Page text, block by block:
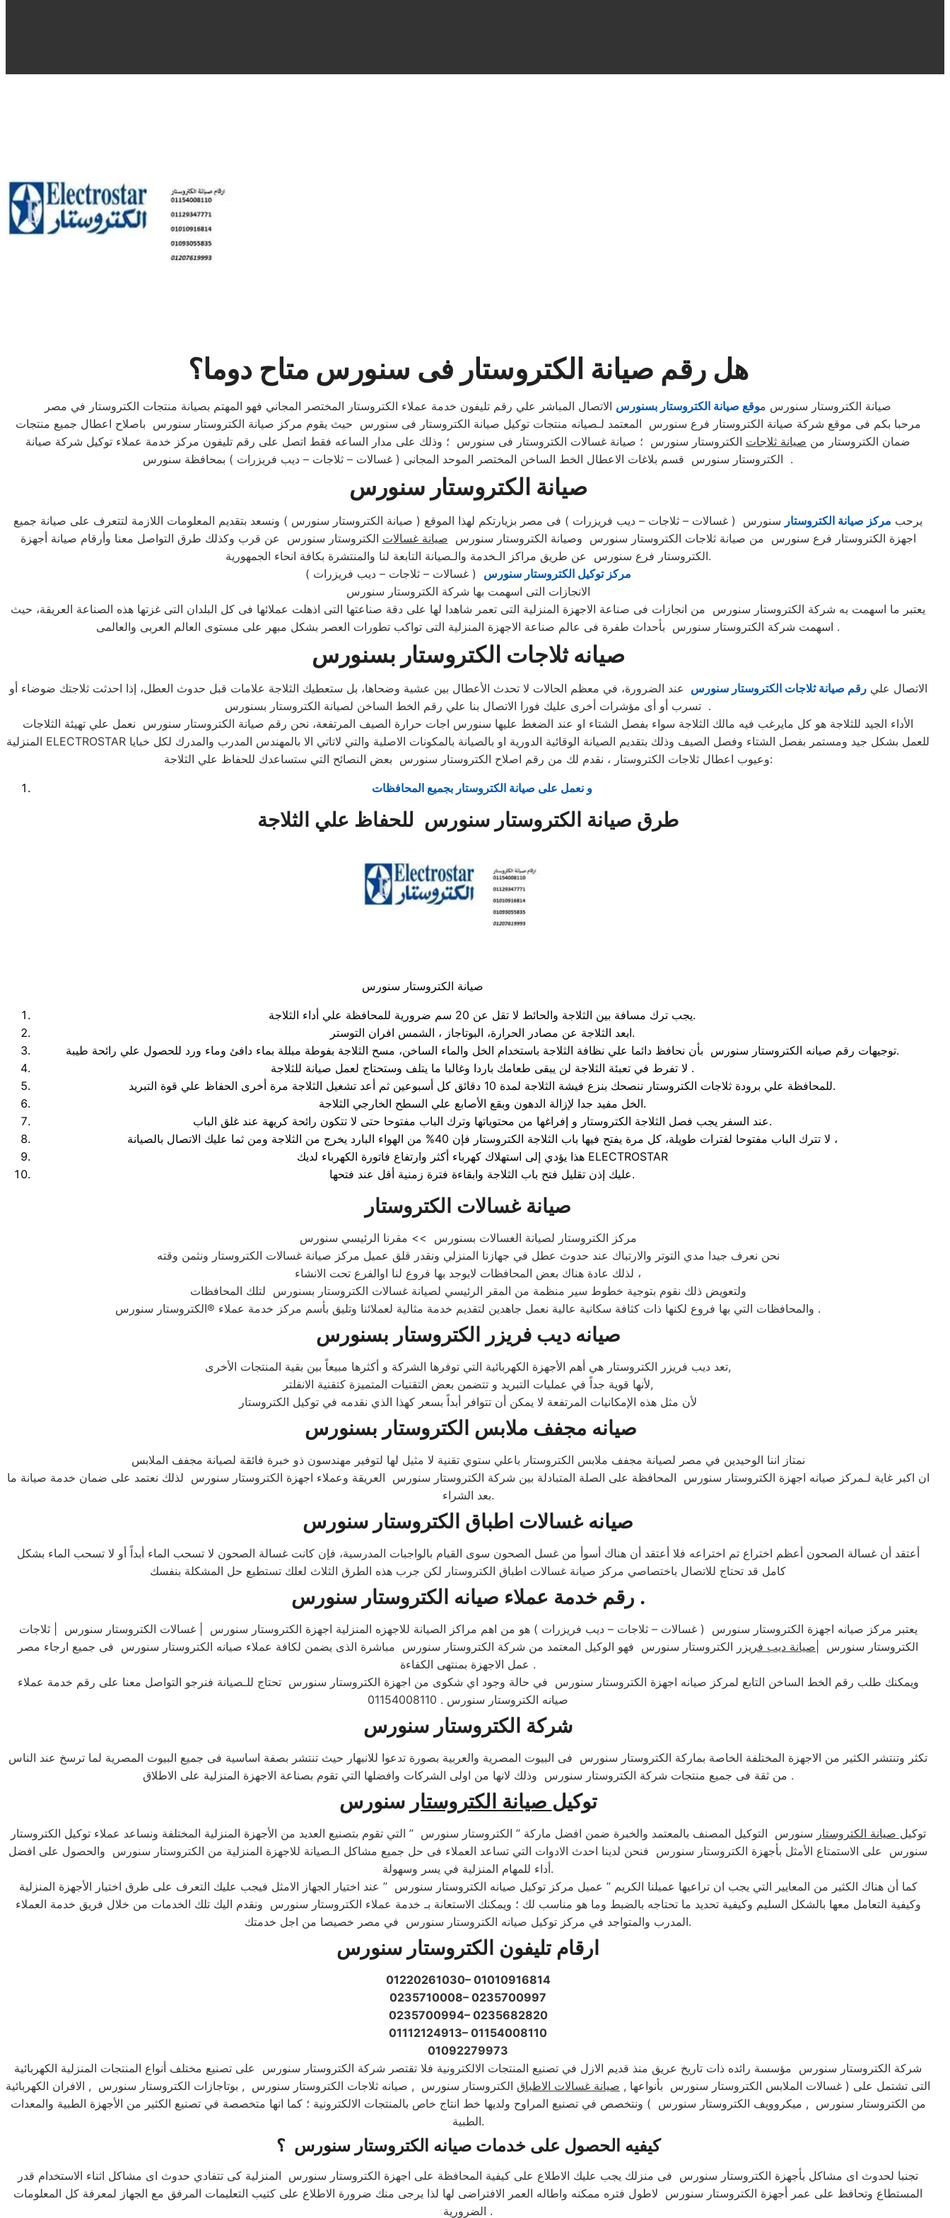
هل رقم صيانة الكتروستار فى سنورس متاح دوما؟
صيانة الكتروستار سنورس موقع صيانة الكتروستار بسنورس الاتصال المباشر علي رقم تليفون خدمة عملاء الكتروستار المختصر المجاني فهو المهتم بصيانة منتجات الكتروستار في مصر
مرحبا بكم فى موقع شركة صيانة الكتروستار فرع سنورس المعتمد لـصيانه منتجات توكيل صيانة الكتروستار فى سنورس حيث يقوم مركز صيانة الكتروستار سنورس باصلاح اعطال جميع منتجات
ضمان الكتروستار من صيانة ثلاجات الكتروستار سنورس ؛ صيانة غسالات الكتروستار فى سنورس ؛ وذلك على مدار الساعه فقط اتصل على رقم تليفون مركز خدمة عملاء توكيل شركة صيانة
الكتروستار سنورس قسم بلاغات الاعطال الخط الساخن المختصر الموحد المجانى ( غسالات – ثلاجات – ديب فريزرات ) بمحافظة سنورس .
صيانة الكتروستار سنورس
يرحب مركز صيانة الكتروستار سنورس ( غسالات – ثلاجات – ديب فريزرات ) فى مصر بزيارتكم لهذا الموقع ( صيانة الكتروستار سنورس ) ونسعد بتقديم المعلومات اللازمة لتتعرف على صيانة جميع
اجهزة الكتروستار فرع سنورس من صيانة ثلاجات الكتروستار سنورس وصيانة الكتروستار سنورس صيانة غسالات الكتروستار سنورس عن قرب وكذلك طرق التواصل معنا وأرقام صيانة أجهزة
الكتروستار فرع سنورس عن طريق مراكز الـخدمة والـصيانة التابعة لنا والمنتشرة بكافة انحاء الجمهورية.​
مركز توكيل الكتروستار سنورس ( غسالات – ثلاجات – ديب فريزرات )
الانجازات التى اسهمت بها شركة الكتروستار سنورس
يعتبر ما اسهمت به شركة الكتروستار سنورس من انجازات فى صناعة الاجهزة المنزلية التى تعمر شاهدا لها على دقة صناعتها التى اذهلت عملائها فى كل البلدان التى غزتها هذه الصناعة العريقة، حيث
اسهمت شركة الكتروستار سنورس بأحداث طفرة فى عالم صناعة الاجهزة المنزلية التى تواكب تطورات العصر بشكل مبهر على مستوى العالم العربى والعالمى .
صيانه ثلاجات الكتروستار بسنورس
الاتصال عليرقم صيانة ثلاجات الكتروستار سنورس عند الضرورة، في معظم الحالات لا تحدث الأعطال بين عشية وضحاها، بل ستعطيك الثلاجة علامات قبل حدوث العطل، إذا احدثت ثلاجتك ضوضاء أو
تسرب أو أى مؤشرات أخرى عليك فورا الاتصال بنا علي رقم الخط الساخن لصيانة الكتروستار بسنورس .
الأداء الجيد للثلاجة هو كل مايرغب فيه مالك الثلاجة سواء بفصل الشتاء او عند الضغط عليها سنورس اجات حرارة الصيف المرتفعة، نحن رقم صيانة الكتروستار سنورس نعمل علي تهيئة الثلاجات
المنزلية ELECTROSTAR للعمل بشكل جيد ومستمر بفصل الشتاء وفصل الصيف وذلك بتقديم الصيانة الوقائية الدورية او بالصيانة بالمكونات الاصلية والتي لاتاتي الا بالمهندس المدرب والمدرك لكل خبايا
وعيوب اعطال ثلاجات الكتروستار ، نقدم لك من رقم اصلاح الكتروستار سنورس بعض النصائح التي ستساعدك للحفاظ علي الثلاجة:
و نعمل على صيانة الكتروستار بجميع المحافظات
طرق صيانة الكتروستار سنورس للحفاظ علي الثلاجة
صيانة الكتروستار سنورس
يجب ترك مسافة بين الثلاجة والحائط لا تقل عن 20 سم ضرورية للمحافظة علي أداء الثلاجة.
ابعد الثلاجة عن مصادر الحرارة، البوتاجاز ، الشمس افران التوستر.
توجيهات رقم صيانه الكتروستار سنورس بأن نحافظ دائما علي نظافة الثلاجة باستخدام الخل والماء الساخن، مسح الثلاجة بفوطة مبللة بماء دافئ وماء ورد للحصول علي رائحة طيبة.
لا تفرط في تعبئة الثلاجة لن يبقى طعامك باردا وغالبا ما يتلف وستحتاج لعمل صيانة للثلاجة .
للمحافظة علي برودة ثلاجات الكتروستار ننصحك بنزع فيشة الثلاجة لمدة 10 دقائق كل أسبوعين ثم أعد تشغيل الثلاجة مرة أخرى الحفاظ علي قوة التبريد.
الخل مفيد جدا لإزالة الدهون وبقع الأصابع علي السطح الخارجي الثلاجة.
عند السفر يجب فصل الثلاجة الكتروستار و إفراغها من محتوياتها وترك الباب مفتوحا حتى لا تتكون رائحة كريهة عند غلق الباب.
لا تترك الباب مفتوحا لفترات طويلة، كل مرة يفتح فيها باب الثلاجة الكتروستار فإن 40% من الهواء البارد يخرج من الثلاجة ومن ثما عليك الاتصال بالصيانة ،
هذا يؤدي إلى استهلاك كهرباء أكثر وارتفاع فاتورة الكهرباء لديك ELECTROSTAR
عليك إذن تقليل فتح باب الثلاجة وابقاءة فترة زمنية أقل عند فتحها.
صيانة غسالات الكتروستار
مركز الكتروستار لصيانة الغسالات بسنورس >> مقرنا الرئيسي سنورس
نحن نعرف جيدا مدي التوتر والارتباك عند حدوث عطل في جهازنا المنزلي ونقدر قلق عميل مركز صيانة غسالات الكتروستار ونثمن وقته
لذلك عادة هناك بعض المحافظات لايوجد بها فروع لنا اوالفرع تحت الانشاء ،
ولتعويض ذلك نقوم بتوجية خطوط سير منظمة من المقر الرئيسي لصيانة غسالات الكتروستار بسنورس لتلك المحافظات
والمحافظات التي بها فروع لكنها ذات كثافة سكانية عالية نعمل جاهدين لتقديم خدمة مثالية لعملائنا وتليق بأسم مركز خدمة عملاء ®الكتروستار سنورس .
صيانه ديب فريزر الكتروستار بسنورس
تعد ديب فريزر الكتروستار هي أهم الأجهزة الكهربائية التي توفرها الشركة و أكثرها مبيعاً بين بقية المنتجات الأخرى,
لأنها قوية جداً في عمليات التبريد و تتضمن بعض التقنيات المتميزة كتقنية الانفلتر,
لأن مثل هذه الإمكانيات المرتفعة لا يمكن أن تتوافر أبداً بسعر كهذا الذي نقدمه في توكيل الكتروستار
صيانه مجفف ملابس الكتروستار بسنورس
نمتاز اننا الوحيدين في مصر لصيانة مجفف ملابس الكتروستار باعلي ستوي تقنية لا مثيل لها لتوفير مهندسون ذو خبرة فائقة لصيانة مجفف الملابس
ان اكبر غاية لـمركز صيانه اجهزة الكتروستار سنورس المحافظة على الصلة المتبادلة بين شركة الكتروستار سنورس العريقة وعملاء اجهزة الكتروستار سنورس لذلك نعتمد على ضمان خدمة صيانة ما
بعد الشراء.​
صيانه غسالات اطباق الكتروستار سنورس
أعتقد أن غسالة الصحون أعظم اختراع تم اختراعه فلا أعتقد أن هناك أسوأ من غسل الصحون سوى القيام بالواجبات المدرسية، فإن كانت غسالة الصحون لا تسحب الماء أبداً أو لا تسحب الماء بشكل
كامل قد تحتاج للاتصال باختصاصي مركز صيانة غسالات اطباق الكتروستار لكن جرب هذه الطرق الثلاث لعلك تستطيع حل المشكلة بنفسك
رقم خدمة عملاء صيانه الكتروستار سنورس .
يعتبر مركز صيانه اجهزة الكتروستار سنورس ( غسالات – ثلاجات – ديب فريزرات ) هو من اهم مراكز الصيانة للاجهزه المنزلية اجهزة الكتروستار سنورس | غسالات الكتروستار سنورس | ثلاجات
الكتروستار سنورس | صيانة ديب فريزر الكتروستار سنورس فهو الوكيل المعتمد من شركة الكتروستار سنورس مباشرة الذى يضمن لكافة عملاء صيانه الكتروستار سنورس فى جميع ارجاء مصر
عمل الاجهزة بمنتهى الكفاءة .
ويمكنك طلب رقم الخط الساخن التابع لمركز صيانه اجهزة الكتروستار سنورس في حالة وجود اي شكوى من اجهزة الكتروستار سنورس تحتاج للـصيانة فنرجو التواصل معنا على رقم خدمة عملاء
صيانه الكتروستار سنورس . 01154008110
شركة الكتروستار سنورس
تكثر وتنتشر الكثير من الاجهزة المختلفة الخاصة بماركة الكتروستار سنورس فى البيوت المصرية والعربية بصورة تدعوا للانبهار حيث تنتشر بصفة اساسية فى جميع البيوت المصرية لما ترسخ عند الناس
من ثقة فى جميع منتجات شركة الكتروستار سنورس وذلك لانها من اولى الشركات وافضلها التي تقوم بصناعة الاجهزة المنزلية على الاطلاق .​
توكيل صيانة الكتروستار سنورس
توكيل صيانة الكتروستار سنورس التوكيل المصنف بالمعتمد والخبرة ضمن افضل ماركة ” الكتروستار سنورس ” التي تقوم بتصنيع العديد من الأجهزة المنزلية المختلفة ونساعد عملاء توكيل الكتروستار
سنورس على الاستمتاع الأمثل بأجهزة الكتروستار سنورس فنحن لدينا احدث الادوات التي تساعد العملاء فى حل جميع مشاكل الـصيانة للاجهزة المنزلية من الكتروستار سنورس والحصول على افضل
أداء للمهام المنزلية في يسر وسهولة.​
كما أن هناك الكثير من المعايير التي يجب ان تراعيها عميلنا الكريم ” عميل مركز توكيل صيانه الكتروستار سنورس ” عند اختيار الجهاز الامثل فيجب عليك التعرف على طرق اختيار الأجهزة المنزلية
وكيفية التعامل معها بالشكل السليم وكيفية تحديد ما تحتاجه بالضبط وما هو مناسب لك ؛ ويمكنك الاستعانة بـ خدمة عملاء الكتروستار سنورس ونقدم اليك تلك الخدمات من خلال فريق خدمة العملاء
المدرب والمتواجد في مركز توكيل صيانه الكتروستار سنورس في مصر خصيصا من اجل خدمتك.​
ارقام تليفون الكتروستار سنورس
01220261030– 01010916814
0235710008– 0235700997
0235700994– 0235682820
01112124913– 01154008110
01092279973
شركة الكتروستار سنورس مؤسسة رائده ذات تاريخ عريق منذ قديم الازل في تصنيع المنتجات الالكترونية فلا تقتصر شركة الكتروستار سنورس على تصنيع مختلف أنواع المنتجات المنزلية الكهربائية
التى تشتمل على ( غسالات الملابس الكتروستار سنورس بأنواعها , صيانة غسالات الاطباق الكتروستار سنورس , صيانه ثلاجات الكتروستار سنورس , بوتاجازات الكتروستار سنورس , الافران الكهربائية
من الكتروستار سنورس , ميكروويف الكتروستار سنورس ) ونتخصص في تصنيع المراوح ولديها خط انتاج خاص بالمنتجات الالكترونية ؛ كما انها متخصصة في تصنيع الكثير من الأجهزة الطبية والمعدات
الطبية.​
كيفيه الحصول على خدمات صيانه الكتروستار سنورس ؟
تجنبا لحدوث اى مشاكل بأجهزة الكتروستار سنورس فى منزلك يجب عليك الاطلاع على كيفية المحافظة على اجهزة الكتروستار سنورس المنزلية كى تتفادي حدوث اى مشاكل اثناء الاستخدام قدر
المستطاع وتحافظ على عمر أجهزة الكتروستار سنورس لاطول فتره ممكنه واطاله العمر الافتراضى لها لذا يرجى منك ضرورة الاطلاع على كتيب التعليمات المرفق مع الجهاز لمعرفة كل المعلومات
الضرورية .​